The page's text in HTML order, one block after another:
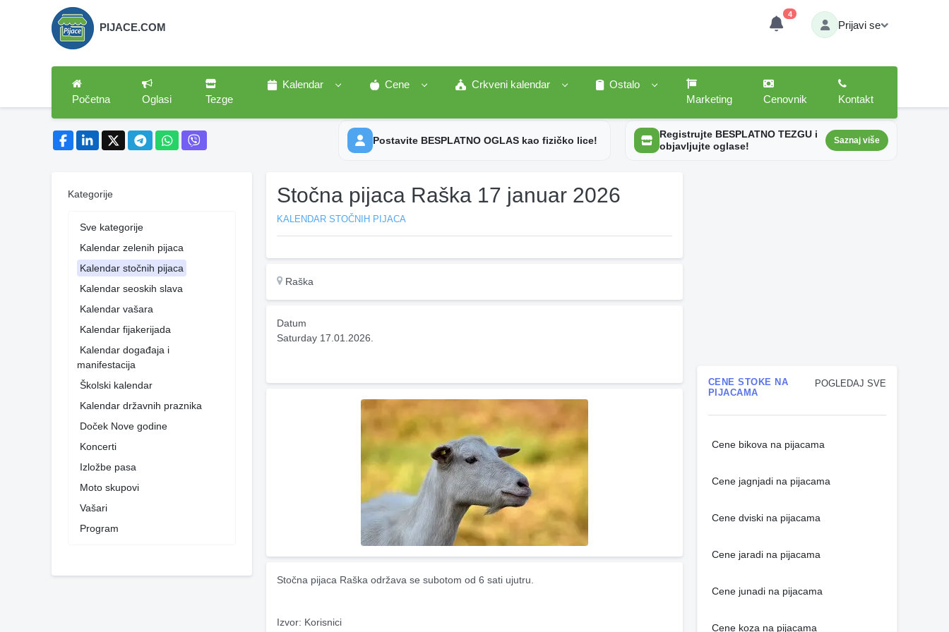
PIJACE.COM
4
Prijavi se
Početna Oglasi Tezge
Kalendar Cene Crkveni kalendar
Ostalo
Marketing
Cenovnik Kontakt
Postavite BESPLATNO OGLAS kao fizičko lice!
Registrujte BESPLATNO TEZGU i
objavljujte oglase!
Saznaj više
Kategorije
Sve kategorije
Kalendar zelenih pijaca
Kalendar stočnih pijaca
Kalendar seoskih slava
Kalendar vašara
Kalendar fijakerijada
Kalendar događaja i
manifestacija
Školski kalendar
Kalendar državnih praznika
Doček Nove godine
Koncerti
Izložbe pasa
Moto skupovi
Vašari
Program
Stočna pijaca Raška 17 januar 2026
KALENDAR STOČNIH PIJACA
Raška
Datum
Saturday 17.01.2026.
Stočna pijaca Raška održava se subotom od 6 sati ujutru.
Izvor: Korisnici
POGLEDAJ SVE
CENE STOKE NA
PIJACAMA
Cene bikova na pijacama
Cene jagnjadi na pijacama
Cene dviski na pijacama
Cene jaradi na pijacama
Cene junadi na pijacama
Cene koza na pijacama